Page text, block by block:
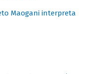
Maogani interpreta